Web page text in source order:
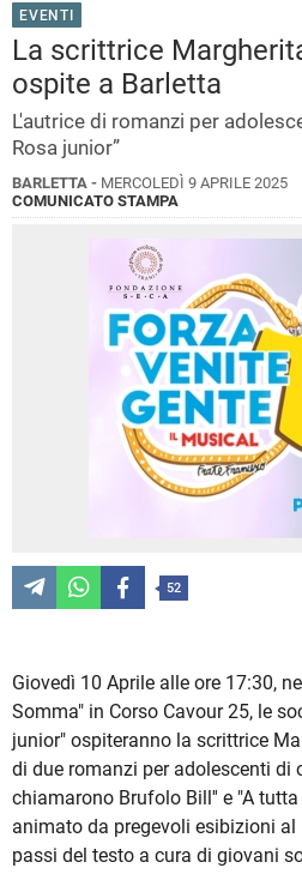
EVENTI
La scrittrice
ospite a Barletta
L'autrice di romanzi per
Rosa junior”
BARLETTA - MERCOLEDÌ 9 APRILE 2025
COMUNICATO STAMPA
52
Giovedì 10 Aprile alle ore 17:30,
Somma" in Corso Cavour 25, le
junior" ospiteranno la scrittrice
di due romanzi per adolescenti di
chiamarono Brufolo Bill'' e "A
animato da pregevoli esibizioni
passi del testo a cura di giovani